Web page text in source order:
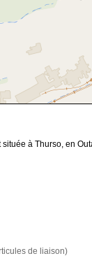
à Thurso, en
de liaison)